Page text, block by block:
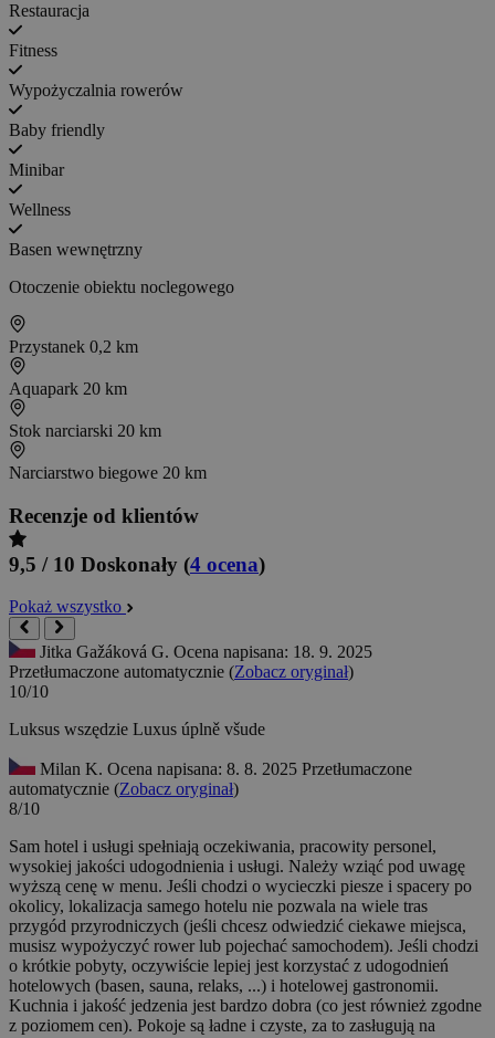
Restauracja
Fitness
Wypożyczalnia rowerów
Baby friendly
Minibar
Wellness
Basen wewnętrzny
Otoczenie obiektu noclegowego
Przystanek 0,2 km
Aquapark 20 km
Stok narciarski 20 km
Narciarstwo biegowe 20 km
Recenzje od klientów
9,5 / 10 Doskonały (4 ocena)
Pokaż wszystko
Jitka Gažáková G. Ocena napisana: 18. 9. 2025
Przetłumaczone automatycznie (Zobacz oryginał)
10/10
Luksus wszędzie Luxus úplně všude
Milan K. Ocena napisana: 8. 8. 2025 Przetłumaczone
automatycznie (Zobacz oryginał)
8/10
Sam hotel i usługi spełniają oczekiwania, pracowity personel,
wysokiej jakości udogodnienia i usługi. Należy wziąć pod uwagę
wyższą cenę w menu. Jeśli chodzi o wycieczki piesze i spacery po
okolicy, lokalizacja samego hotelu nie pozwala na wiele tras
przygód przyrodniczych (jeśli chcesz odwiedzić ciekawe miejsca,
musisz wypożyczyć rower lub pojechać samochodem). Jeśli chodzi
o krótkie pobyty, oczywiście lepiej jest korzystać z udogodnień
hotelowych (basen, sauna, relaks, ...) i hotelowej gastronomii.
Kuchnia i jakość jedzenia jest bardzo dobra (co jest również zgodne
z poziomem cen). Pokoje są ładne i czyste, za to zasługują na